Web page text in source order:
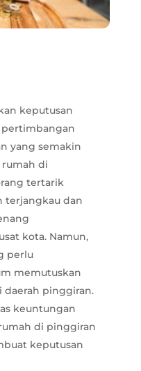
keputusan
yang semakin
di
tertarik
terjangkau dan
kota. Namun,
perlu
memutuskan
pinggiran.
keuntungan
di pinggiran
keputusan